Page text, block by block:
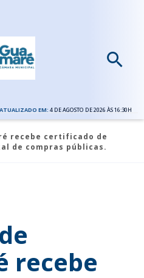
EM: 4 DE AGOSTO DE 2026 ÀS 16:30H
recebe certificado de
de compras públicas.
recebe